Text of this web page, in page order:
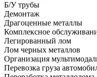
Б/У трубы
Демонтаж
Драгоценные металлы
Комплексное
Легированный лом
Лом черных металлов
Организация
Перевозка груза